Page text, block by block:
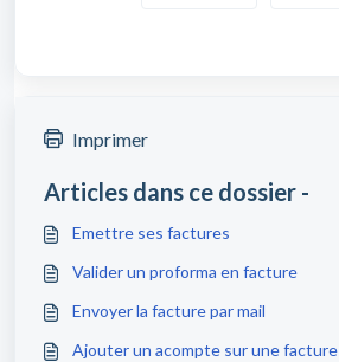
Imprimer
Articles dans ce dossier -
Emettre ses factures
Valider un proforma en facture
Envoyer la facture par mail
Ajouter un acompte sur une facture